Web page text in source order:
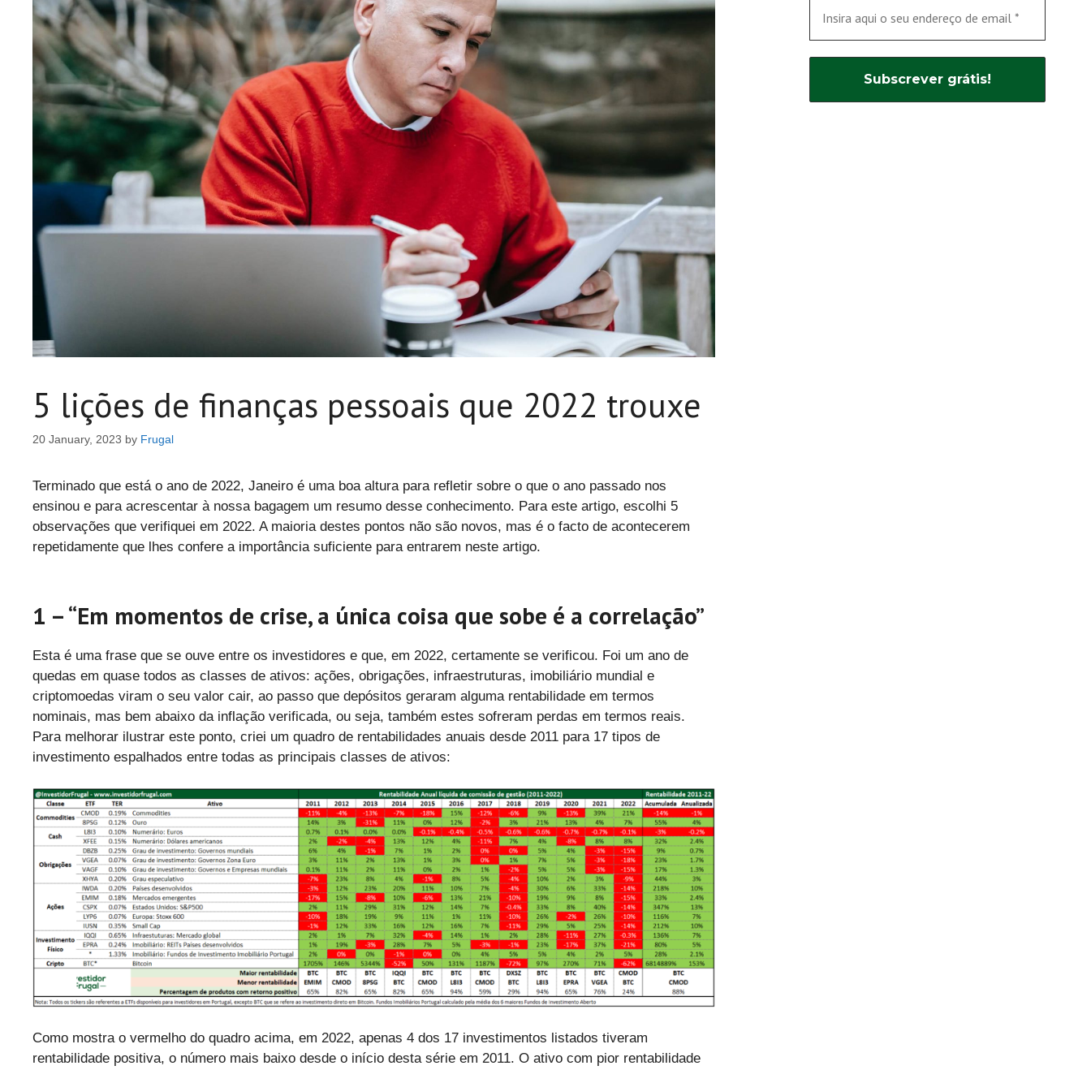
5 lições de finanças pessoais que 2022 trouxe
20 January, 2023 by Frugal
Terminado que está o ano de 2022, Janeiro é uma boa altura para refletir sobre o que o ano passado nos
ensinou e para acrescentar à nossa bagagem um resumo desse conhecimento. Para este artigo, escolhi 5
observações que verifiquei em 2022. A maioria destes pontos não são novos, mas é o facto de acontecerem
repetidamente que lhes confere a importância suficiente para entrarem neste artigo.
1 – “Em momentos de crise, a única coisa que sobe é a correlação”
Esta é uma frase que se ouve entre os investidores e que, em 2022, certamente se verificou. Foi um ano de
quedas em quase todos as classes de ativos: ações, obrigações, infraestruturas, imobiliário mundial e
criptomoedas viram o seu valor cair, ao passo que depósitos geraram alguma rentabilidade em termos
nominais, mas bem abaixo da inflação verificada, ou seja, também estes sofreram perdas em termos reais.
Para melhorar ilustrar este ponto, criei um quadro de rentabilidades anuais desde 2011 para 17 tipos de
investimento espalhados entre todas as principais classes de ativos:
Como mostra o vermelho do quadro acima, em 2022, apenas 4 dos 17 investimentos listados tiveram
rentabilidade positiva, o número mais baixo desde o início desta série em 2011. O ativo com pior rentabilidade